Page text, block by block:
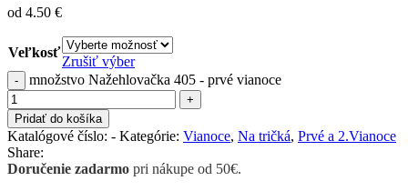
od 4.50 €
Veľkosť
Zrušiť výber
množstvo Nažehlovačka 405 - prvé vianoce
Pridať do košíka
Katalógové číslo: - Kategórie: Vianoce, Na tričká, Prvé a 2.Vianoce
Share:
Doručenie zadarmo pri nákupe od 50€.